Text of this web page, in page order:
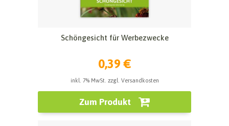
Schöngesicht für Werbezwecke
0,39 €
inkl. 7% MwSt. zzgl. Versandkosten
Zum Produkt